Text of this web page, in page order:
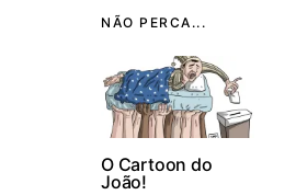
NÃO PERCA...
O Cartoon do
João!